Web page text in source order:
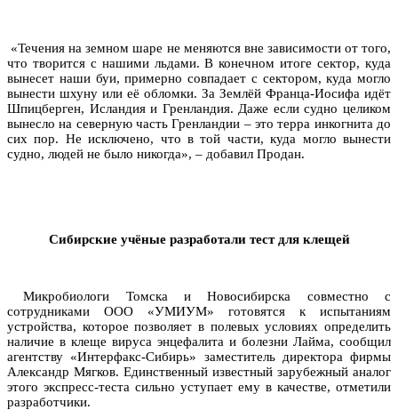
«Течения на земном шаре не меняются вне зависимости от того,
что творится с нашими льдами. В конечном итоге сектор, куда
вынесет наши буи, примерно совпадает с сектором, куда могло
вынести шхуну или её обломки. За Землёй Франца-Иосифа идёт
Шпицберген, Исландия и Гренландия. Даже если судно целиком
вынесло на северную часть Гренландии – это терра инкогнита до
сих пор. Не исключено, что в той части, куда могло вынести
судно, людей не было никогда», – добавил Продан.
Сибирские учёные разработали тест для клещей
Микробиологи Томска и Новосибирска совместно с
сотрудниками ООО «УМИУМ» готовятся к испытаниям
устройства, которое позволяет в полевых условиях определить
наличие в клеще вируса энцефалита и болезни Лайма, сообщил
агентству «Интерфакс-Сибирь» заместитель директора фирмы
Александр Мягков. Единственный известный зарубежный аналог
этого экспресс-теста сильно уступает ему в качестве, отметили
разработчики.